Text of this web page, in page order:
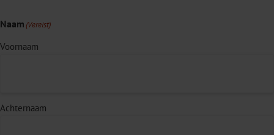
Naam (Vereist)
Voornaam
Achternaam